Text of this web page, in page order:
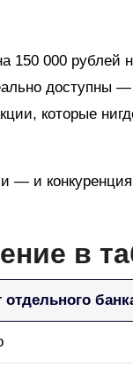
150 000 рублей
доступны
которые
— и
в
отдельного